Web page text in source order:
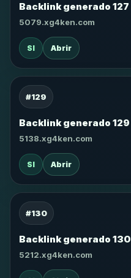
Backlink generado 127
5079.xg4ken.com
SI Abrir
#129
Backlink generado 129
5138.xg4ken.com
SI Abrir
#130
Backlink generado 130
5212.xg4ken.com